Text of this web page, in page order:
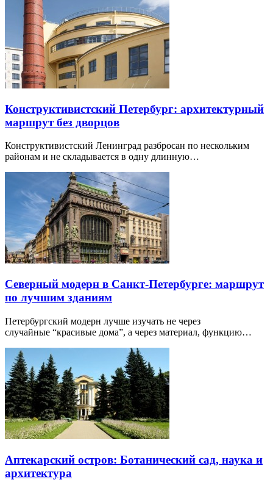
Конструктивистский Петербург: архитектурный
маршрут без дворцов
Конструктивистский Ленинград разбросан по нескольким
районам и не складывается в одну длинную…
Северный модерн в Санкт-Петербурге: маршрут
по лучшим зданиям
Петербургский модерн лучше изучать не через
случайные “красивые дома”, а через материал, функцию…
Аптекарский остров: Ботанический сад, наука и
архитектура